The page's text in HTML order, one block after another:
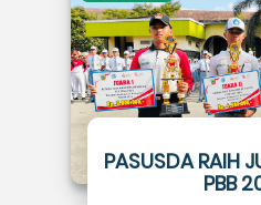
PASUSDA RAIH
PBB